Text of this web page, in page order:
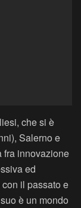
che si è
Salerno e
fra innovazione
ed
il passato e
è un mondo